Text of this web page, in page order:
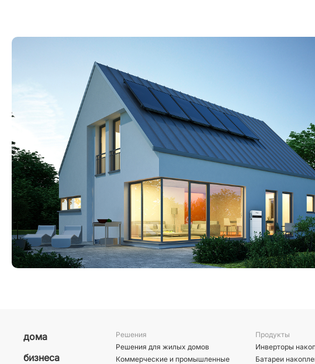
дома
бизнеса
Решения
Решения для жилых домов
Коммерческие и промышленные
Продукты
Инверторы
Батареи